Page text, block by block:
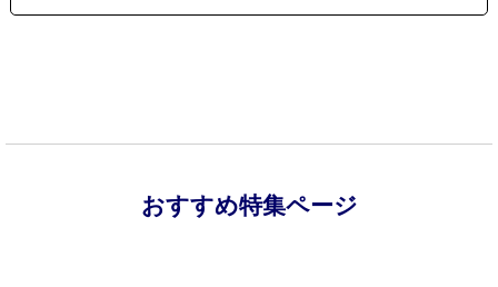
おすすめ特集ページ